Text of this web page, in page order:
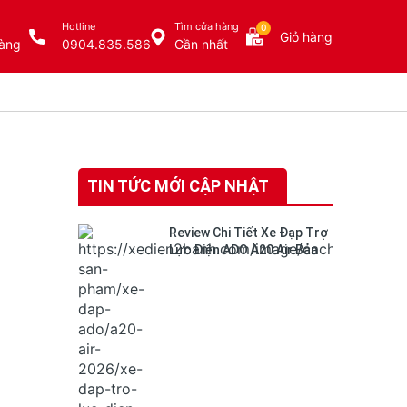
Hotline
0904.835.586
Tìm cửa hàng
Gần nhất
0
Giỏ hàng
TIN TỨC MỚI CẬP NHẬT
Review Chi Tiết Xe Đạp Trợ
Lực Điện ADO A20 Air Bản